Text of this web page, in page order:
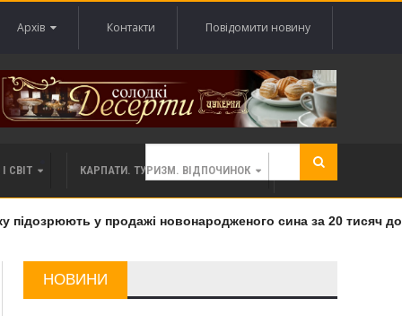
Архів Контакти Повідомити новину
СВІТ КАРПАТИ. ТУРИЗМ. ВІДПОЧИНОК
у продажі новонародженого сина за 20 тисяч
НОВИНИ